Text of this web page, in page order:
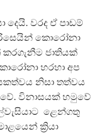
දෙයි. වරද ඒ පාඩම්
කොරෝනා
ජාතියක්
හරහා අප
නිසා තත්වය
විනාසයක් හමුවේ
ළෙන්ගතු
ක්‍රියා